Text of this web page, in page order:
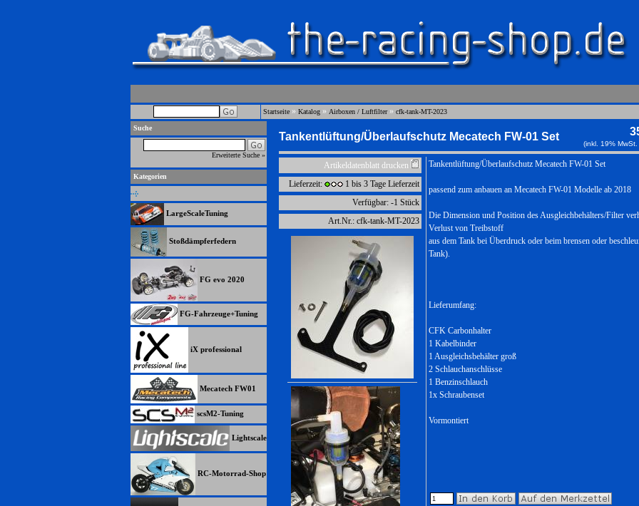
Startseite » Katalog » Airboxen / Luftfilter» cfk-tank-MT-2023
Suche
Erweiterte Suche »
Kategorien
LargeScaleTuning
Stoßdämpferfedern
FG evo 2020
FG-Fahrzeuge+Tuning
iX professional
Mecatech FW01
scsM2-Tuning
Lightscale
RC-Motorrad-Shop
Tankentlüftung/Überlaufschutz Mecatech FW-01 Set
(inkl. 19%
Artikeldatenblatt drucken
Lieferzeit:
1 bis 3 Tage Lieferzeit
Verfügbar: -1 Stück
Art.Nr.: cfk-tank-MT-2023
Tankentlüftung/Überlaufschutz Mecatech FW-01 Set
passend zum anbauen an Mecatech FW-01 Modelle ab 2018
Die Dimension und Position des Ausgleichbehälters/Filter
Verlust von Treibstoff
aus dem Tank bei Überdruck oder beim brensen oder
Tank).
Lieferumfang:
CFK Carbonhalter
1 Kabelbinder
1 Ausgleichsbehälter groß
2 Schlauchanschlüsse
1 Benzinschlauch
1x Schraubenset
Vormontiert